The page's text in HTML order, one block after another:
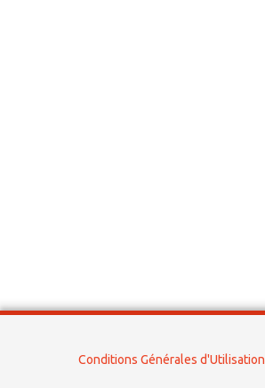
Conditions Générales d'Utilisation